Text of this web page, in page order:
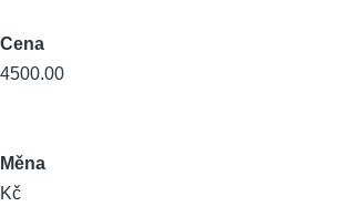
Cena
4500.00
Měna
Kč